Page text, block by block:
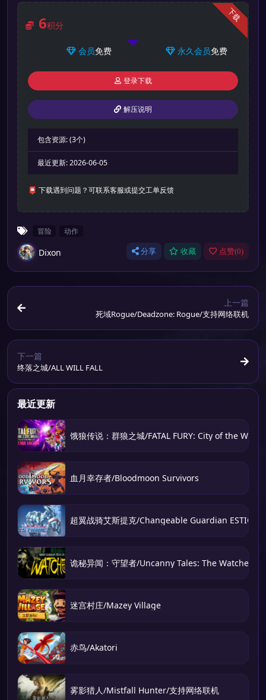
下载
6积分
会员免费 永久会员免费
登录下载
解压说明
包含资源:(3个)
最近更新:2026-06-05
📮 下载遇到问题？可联系客服或提交工单反馈
冒险 动作
Dixon 分享 收藏 点赞(0)
上一篇
死域Rogue/Deadzone: Rogue/支持网络联机
下一篇
终落之城/ALL WILL FALL
最近更新
饿狼传说：群狼之城/FATAL FURY: City of the
血月幸存者/Bloodmoon Survivors
超翼战骑艾斯提克/Changeable Guardian ESTIQUE
诡秘异闻：守望者/Uncanny Tales: The Watcher
迷宫村庄/Mazey Village
赤鸟/Akatori
雾影猎人/Mistfall Hunter/支持网络联机